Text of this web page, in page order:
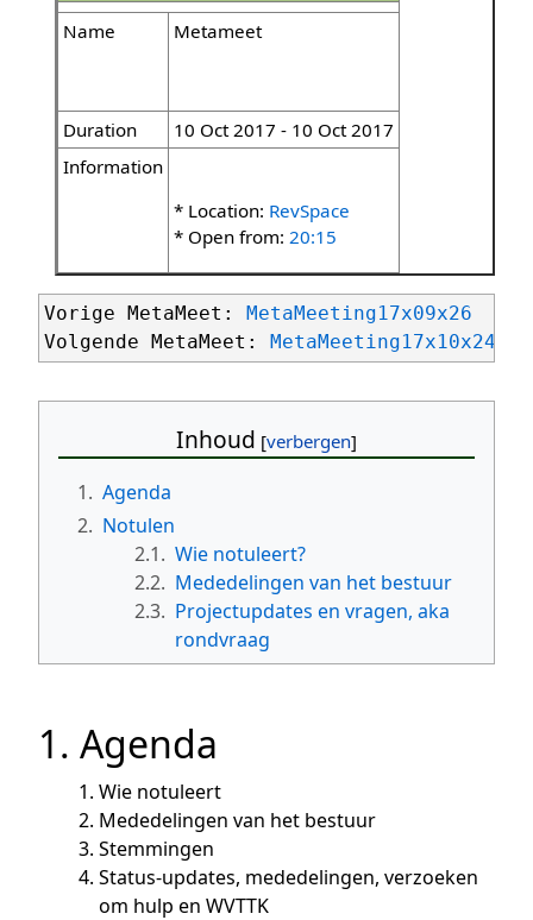
Name
Metameet
Duration
10 Oct 2017 - 10 Oct 2017
Information
* Location: RevSpace
* Open from: 20:15
Vorige MetaMeet:
MetaMeeting17x09x26
Volgende MetaMeet:
MetaMeeting17x10x24
Inhoud
1. Agenda
2. Notulen
2.1. Wie notuleert?
2.2. Mededelingen van het bestuur
2.3. Projectupdates en vragen, aka
rondvraag
1. Agenda
Wie notuleert
Mededelingen van het bestuur
Stemmingen
Status-updates, mededelingen, verzoeken
om hulp en WVTTK